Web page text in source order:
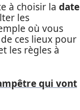
à choisir la date
les
où vous
ces lieux pour
les règles à
qui vont